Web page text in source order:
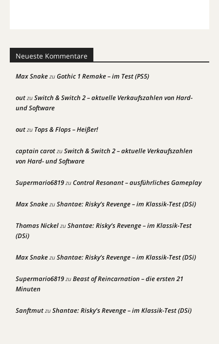
Neueste Kommentare
Max SnakezuGothic 1 Remake – im Test (PS5)
outzuSwitch & Switch 2 – aktuelle Verkaufszahlen von Hard-
und Software
outzu Tops & Flops – Heißer!
captain carotzuSwitch & Switch 2 – aktuelle Verkaufszahlen
von Hard- und Software
Supermario6819zuControl Resonant – ausführliches Gameplay
Max SnakezuShantae: Risky’s Revenge – im Klassik-Test (DSi)
Thomas NickelzuShantae: Risky’s Revenge – im Klassik-Test
(DSi)
Max SnakezuShantae: Risky’s Revenge – im Klassik-Test (DSi)
Supermario6819zuBeast of Reincarnation – die ersten 21
Minuten
SanftmutzuShantae: Risky’s Revenge – im Klassik-Test (DSi)